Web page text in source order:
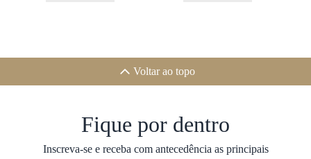
Voltar ao topo
Fique por dentro
Inscreva-se e receba com antecedência as principais